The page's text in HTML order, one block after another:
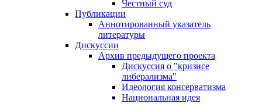
Честный суд
Публикации
Аннотированный указатель
литературы
Дискуссии
Архив предыдущего проекта
Дискуссия о "кризисе
либерализма"
Идеология консерватизма
Национальная идея